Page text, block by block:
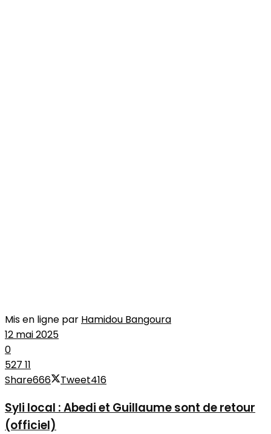
Mis en ligne par Hamidou Bangoura
12 mai 2025
0
527 11
Share666 Tweet416
Syli local : Abedi et Guillaume sont de retour
(officiel)